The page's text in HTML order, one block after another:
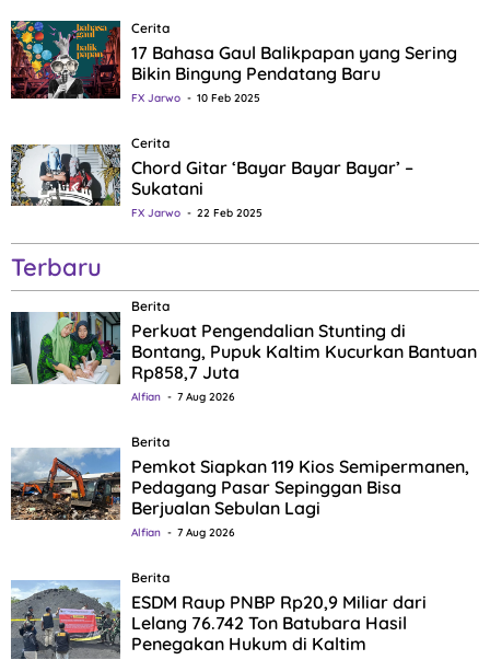
Cerita
17 Bahasa Gaul Balikpapan yang Sering
Bikin Bingung Pendatang Baru
FX Jarwo 10 Feb 2025
Cerita
Chord Gitar ‘Bayar Bayar Bayar’ –
Sukatani
FX Jarwo 22 Feb 2025
Terbaru
Berita
Perkuat Pengendalian Stunting di
Bontang, Pupuk Kaltim Kucurkan Bantuan
Rp858,7 Juta
Alfian 7 Aug 2026
Berita
Pemkot Siapkan 119 Kios Semipermanen,
Pedagang Pasar Sepinggan Bisa
Berjualan Sebulan Lagi
Alfian 7 Aug 2026
Berita
ESDM Raup PNBP Rp20,9 Miliar dari
Lelang 76.742 Ton Batubara Hasil
Penegakan Hukum di Kaltim